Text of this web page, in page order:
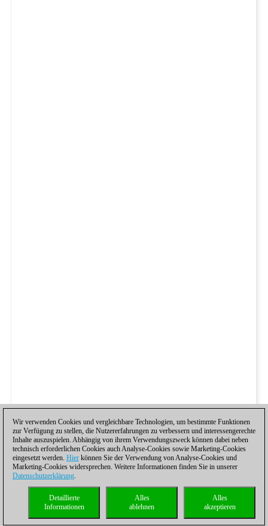
Wir verwenden Cookies und vergleichbare Technologien, um bestimmte Funktionen
zur Verfügung zu stellen, die Nutzererfahrungen zu verbessern und interessengerechte
Inhalte auszuspielen. Abhängig von ihrem Verwendungszweck können dabei neben
technisch erforderlichen Cookies auch Analyse-Cookies sowie Marketing-Cookies
eingesetzt werden. Hier können Sie der Verwendung von Analyse-Cookies und
Marketing-Cookies widersprechen. Weitere Informationen finden Sie in unserer
Datenschutzerklärung.
Alles
akzeptieren
Alles
ablehnen
Detaillierte
Informationen